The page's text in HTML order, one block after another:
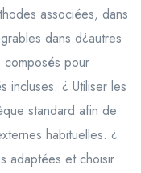
associées, dans
dans d¿autres
composés pour
incluses. ¿ Utiliser les
standard afin de
habituelles. ¿
adaptées et choisir